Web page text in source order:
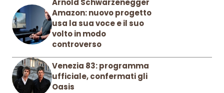
Arnold Schwarzenegger
Amazon: nuovo progetto
usa la sua voce e il suo
volto in modo
controverso
Venezia 83: programma
ufficiale, confermati gli
Oasis